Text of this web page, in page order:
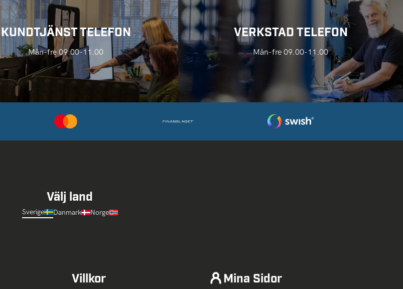
KUNDTJÄNST TELEFON
Mån-fre 09.00-11.00
VERKSTAD TELEFON
Mån-fre 09.00-11.00
Välj land
Sverige Danmark Norge
Villkor Mina Sidor